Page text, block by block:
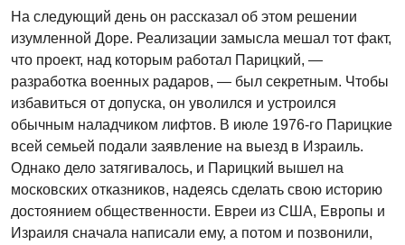
На следующий день он рассказал об этом решении
изумленной Доре. Реализации замысла мешал тот факт,
что проект, над которым работал Парицкий, —
разработка военных радаров, — был секретным. Чтобы
избавиться от допуска, он уволился и устроился
обычным наладчиком лифтов. В июле 1976-го Парицкие
всей семьей подали заявление на выезд в Израиль.
Однако дело затягивалось, и Парицкий вышел на
московских отказников, надеясь сделать свою историю
достоянием общественности. Евреи из США, Европы и
Израиля сначала написали ему, а потом и позвонили,